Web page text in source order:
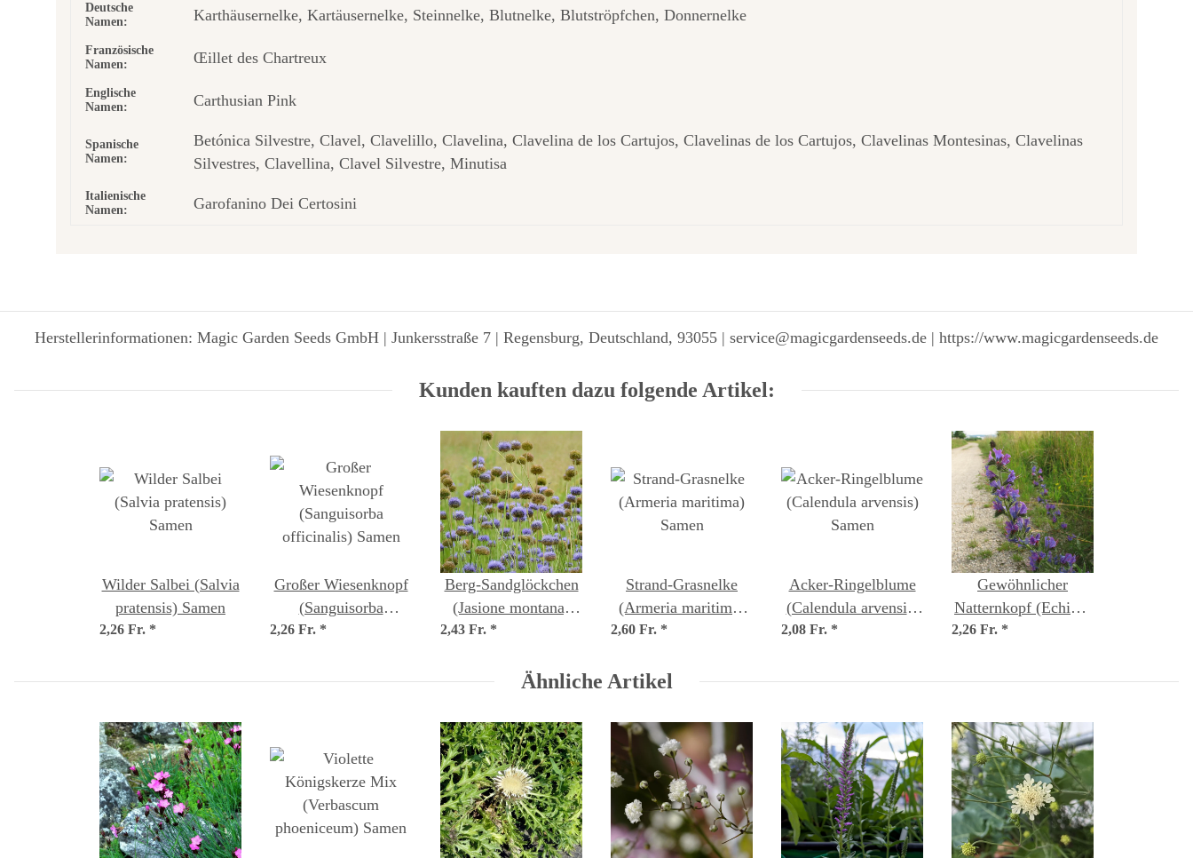
Deutsche
Namen:
Karthäusernelke, Kartäusernelke, Steinnelke, Blutnelke, Blutströpfchen, Donnernelke
Französische
Namen:
Œillet des Chartreux
Englische
Namen:
Carthusian Pink
Spanische
Namen:
Betónica Silvestre, Clavel, Clavelillo, Clavelina, Clavelina de los Cartujos, Clavelinas de los Cartujos, Clavelinas Montesinas, Clavelinas
Silvestres, Clavellina, Clavel Silvestre, Minutisa
Italienische
Namen:
Garofanino Dei Certosini
Herstellerinformationen: Magic Garden Seeds GmbH | Junkersstraße 7 | Regensburg, Deutschland, 93055 | service@magicgardenseeds.de | https://www.magicgardenseeds.de
Kunden kauften dazu folgende Artikel:
Wilder Salbei (Salvia
pratensis) Samen
2,26 Fr. *
Großer Wiesenknopf
(Sanguisorba
officinalis) Samen
2,26 Fr. *
Berg-Sandglöckchen
(Jasione montana)
Samen
2,43 Fr. *
Strand-Grasnelke
(Armeria maritima)
Samen
2,60 Fr. *
Acker-Ringelblume
(Calendula arvensis)
Samen
2,08 Fr. *
Gewöhnlicher
Natternkopf (Echium
vulgare) Samen
2,26 Fr. *
Ähnliche Artikel